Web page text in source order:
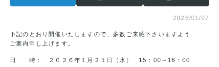
2026/01/07
下記のとおり開催いたしますので、多数ご来聴下さいますよう
ご案内申し上げます。
日 時： ２０２６年１月２１日（水） 15：00～16：00